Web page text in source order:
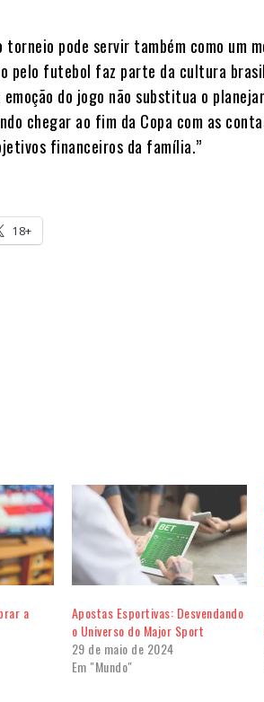
torneio pode servir também como um
pelo futebol faz parte da cultura
do jogo não substitua o
chegar ao fim da Copa com as
financeiros da família.”
18+
a
Apostas Esportivas: Desvendando
o Universo do Major Sport
29 de maio de 2024
Em "Mundo"